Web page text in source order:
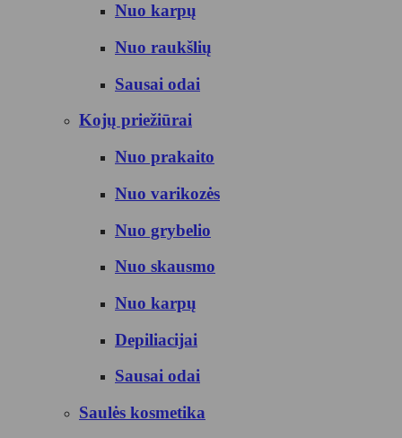
Nuo karpų
Nuo raukšlių
Sausai odai
Kojų priežiūrai
Nuo prakaito
Nuo varikozės
Nuo grybelio
Nuo skausmo
Nuo karpų
Depiliacijai
Sausai odai
Saulės kosmetika